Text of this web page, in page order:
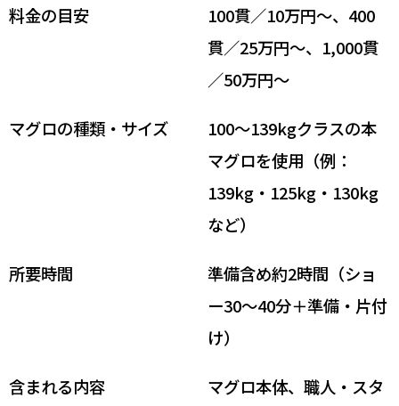
料金の目安
100貫／10万円〜、400
貫／25万円〜、1,000貫
／50万円〜
マグロの種類・サイズ
100〜139kgクラスの本
マグロを使用（例：
139kg・125kg・130kg
など）
所要時間
準備含め約2時間（ショ
ー30〜40分＋準備・片付
け）
含まれる内容
マグロ本体、職人・スタ